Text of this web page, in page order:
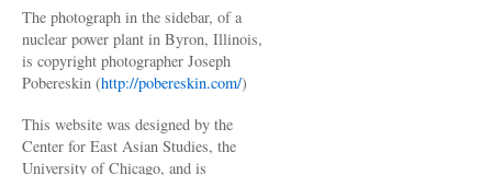
The photograph in the sidebar, of a
nuclear power plant in Byron, Illinois,
is copyright photographer Joseph
Pobereskin (http://pobereskin.com/)
This website was designed by the
Center for East Asian Studies, the
University of Chicago, and is